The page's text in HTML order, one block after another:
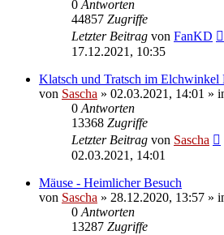
0 Antworten
44857 Zugriffe
Letzter Beitrag von FanKD
17.12.2021, 10:35
Klatsch und Tratsch im Elchwinkel
von Sascha » 02.03.2021, 14:01 »
0 Antworten
13368 Zugriffe
Letzter Beitrag von Sascha
02.03.2021, 14:01
Mäuse - Heimlicher Besuch
von Sascha » 28.12.2020, 13:57 »
0 Antworten
13287 Zugriffe